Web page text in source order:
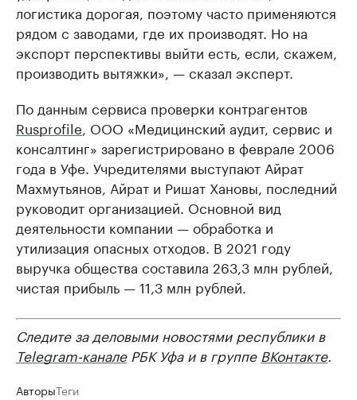
логистика дорогая, поэтому часто применяются
рядом с заводами, где их производят. Но на
экспорт перспективы выйти есть, если, скажем,
производить вытяжки», — сказал эксперт.
По данным сервиса проверки контрагентов
Rusprofile, ООО «Медицинский аудит, сервис и
консалтинг» зарегистрировано в феврале 2006
года в Уфе. Учредителями выступают Айрат
Махмутьянов, Айрат и Ришат Хановы, последний
руководит организацией. Основной вид
деятельности компании — обработка и
утилизация опасных отходов. В 2021 году
выручка общества составила 263,3 млн рублей,
чистая прибыль — 11,3 млн рублей.
Следите за деловыми новостями республики в
Telegram-каналеРБК Уфа и в группе ВКонтакте.
АвторыТеги